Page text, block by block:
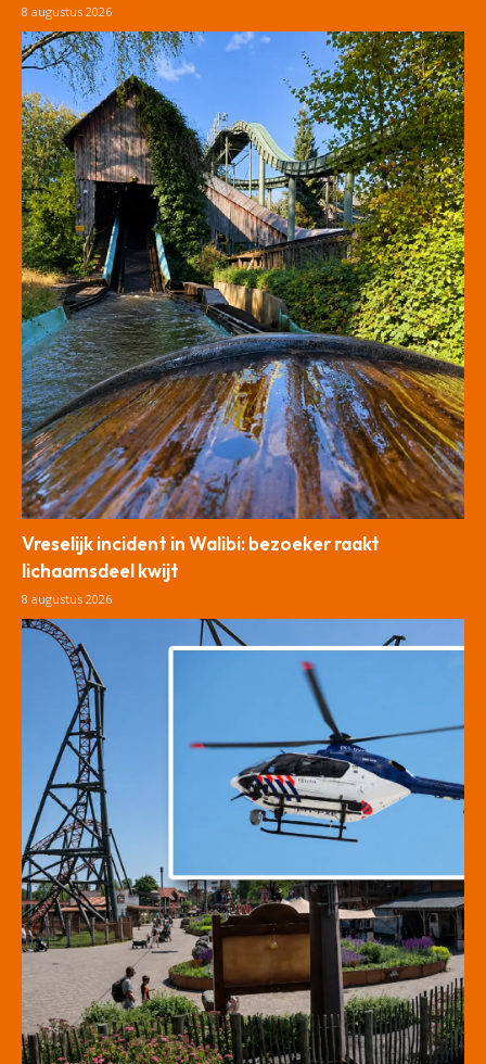
8 augustus 2026
Vreselijk incident in Walibi: bezoeker raakt
lichaamsdeel kwijt
8 augustus 2026